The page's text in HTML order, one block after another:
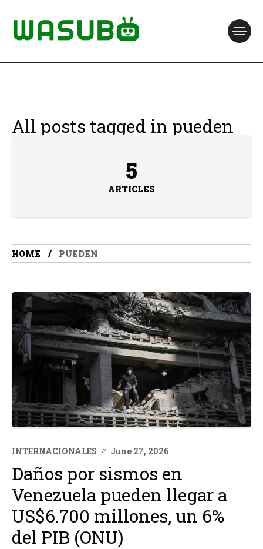
All posts tagged in pueden
5
ARTICLES
HOME PUEDEN
INTERNACIONALES June 27, 2026
Daños por sismos en
Venezuela pueden llegar a
US$6.700 millones, un 6%
del PIB (ONU)